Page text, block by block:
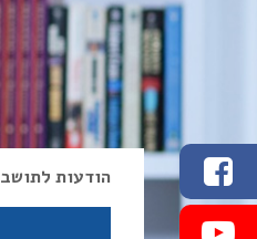
לעמוד
הפייסבוק
לערוץ
הודעות לתושב